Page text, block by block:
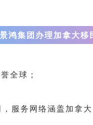
景鸿集团办理加拿大移
全球；
服务网络涵盖加拿大